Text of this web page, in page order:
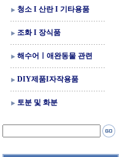
청소 I 산란 I 기타용품
조화 I 장식품
해수어ㅣ애완동물 관련
DIY제품I자작용품
토분 및 화분